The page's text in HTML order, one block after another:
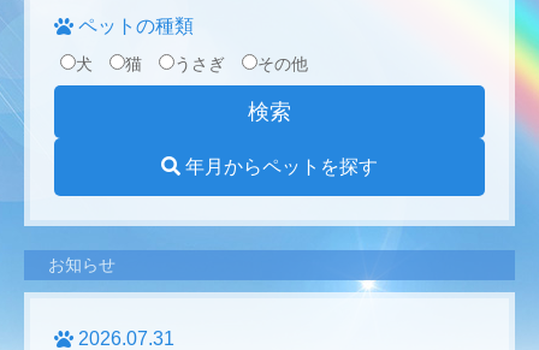
ペットの種類
犬 猫 うさぎ その他
年月からペットを探す
お知らせ
2026.07.31